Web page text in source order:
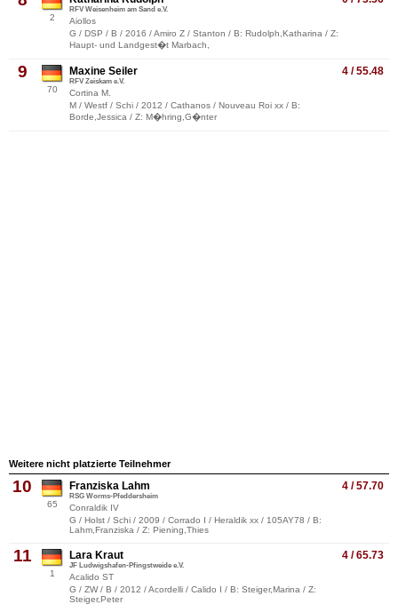
2
RFV Weisenheim am Sand e.V.
Aiollos
G / DSP / B / 2016 / Amiro Z / Stanton / B: Rudolph,Katharina / Z:
Haupt- und Landgest�t Marbach,
9
70
4 / 55.48
Maxine Seiler
RFV Zeiskam e.V.
Cortina M.
M / Westf / Schi / 2012 / Cathanos / Nouveau Roi xx / B:
Borde,Jessica / Z: M�hring,G�nter
Weitere nicht platzierte Teilnehmer
10
65
4 / 57.70
Franziska Lahm
RSG Worms-Pfeddersheim
Conraldik IV
G / Holst / Schi / 2009 / Corrado I / Heraldik xx / 105AY78 / B:
Lahm,Franziska / Z: Piening,Thies
11
1
4 / 65.73
Lara Kraut
JF Ludwigshafen-Pfingstweide e.V.
Acalido ST
G / ZW / B / 2012 / Acordelli / Calido I / B: Steiger,Marina / Z:
Steiger,Peter